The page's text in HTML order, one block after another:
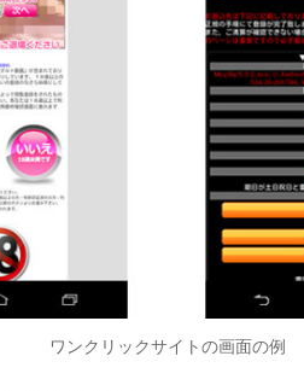
ワンクリックサイトの画面の例